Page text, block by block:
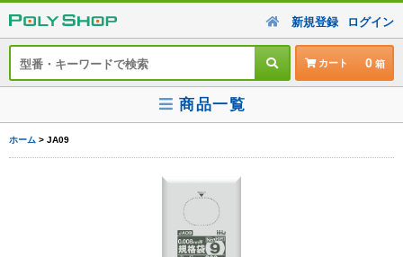
新規登録 ログイン
カート 0
商品一覧
ホーム > JA09